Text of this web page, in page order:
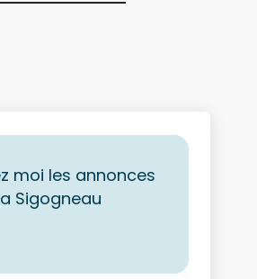
moi les annonces
Sigogneau